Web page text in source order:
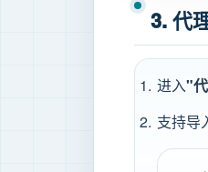
3. 代
进入"
支持导